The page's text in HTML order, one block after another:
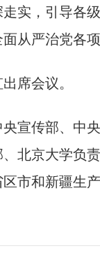
实，引导各
从严治党各项
席会议。
传部、中
北京大学负
市和新疆生